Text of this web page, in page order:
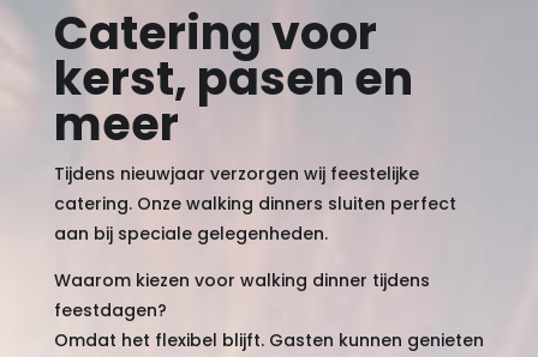
Catering voor
kerst, pasen en
meer
Tijdens nieuwjaar verzorgen wij feestelijke
catering. Onze walking dinners sluiten perfect
aan bij speciale gelegenheden.
Waarom kiezen voor walking dinner tijdens
feestdagen?
Omdat het flexibel blijft. Gasten kunnen genieten